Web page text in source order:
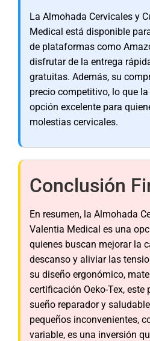
La Almohada Cervicales y
Medical está disponible
de plataformas como
disfrutar de la entrega
gratuitas. Además, su
precio competitivo, lo que
opción excelente para
molestias cervicales.
Conclusión
En resumen, la Almohada
Valentia Medical es una
quienes buscan mejorar la
descanso y aliviar las
su diseño ergonómico,
certificación Oeko-Tex, este
sueño reparador y
pequeños inconvenientes,
variable, es una inversión